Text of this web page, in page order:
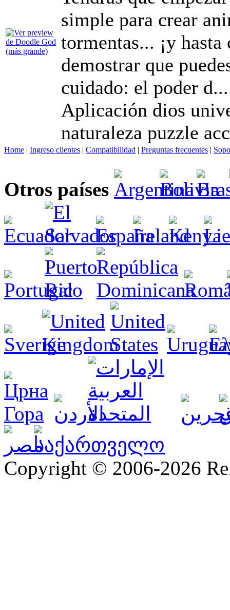
simple para crear
tormentas... ¡y
demostrar que
cuidado: el poder d...
Aplicación dios
naturaleza puzzle
Home | Ingreso clientes | Compatibilidad | Preguntas frecuentes |
Otros países
Copyright © 2006-2026